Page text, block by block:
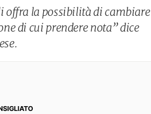
offra la possibilità di cambiare
di cui prendere nota” dice